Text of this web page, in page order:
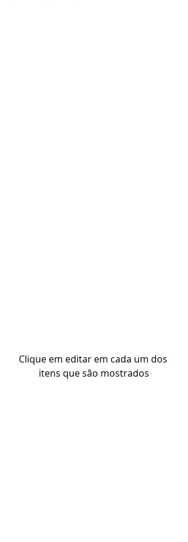
Clique em editar em cada um dos
itens que são mostrados